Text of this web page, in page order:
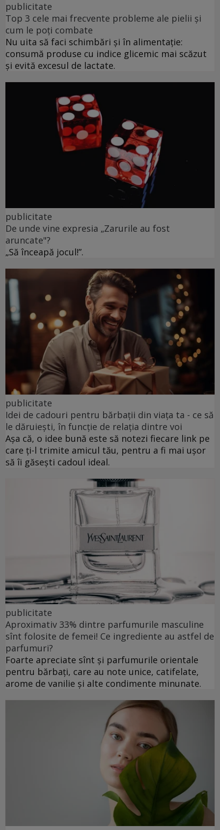
publicitate
Top 3 cele mai frecvente probleme ale pielii și
cum le poți combate
Nu uita să faci schimbări și în alimentație:
consumă produse cu indice glicemic mai scăzut
și evită excesul de lactate.
publicitate
De unde vine expresia „Zarurile au fost
aruncate"?
„Să înceapă jocul!”.
publicitate
Idei de cadouri pentru bărbații din viața ta - ce să
le dăruiești, în funcție de relația dintre voi
Așa că, o idee bună este să notezi fiecare link pe
care ți-l trimite amicul tău, pentru a fi mai ușor
să îi găsești cadoul ideal.
publicitate
Aproximativ 33% dintre parfumurile masculine
sînt folosite de femei! Ce ingrediente au astfel de
parfumuri?
Foarte apreciate sînt și parfumurile orientale
pentru bărbați, care au note unice, catifelate,
arome de vanilie și alte condimente minunate.